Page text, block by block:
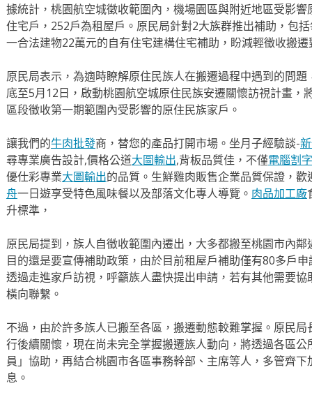
據統計，桃園航空城徵收範圍內，機場園區與附近地區受影
住宅戶，252戶為租屋戶。原民局針對2大族群推出補助，包
一合法建物22萬元的自有住宅建構住宅補助，盼減輕徵收搬
原民局表示，為適時瞭解原住民族人在搬遷過程中遇到的問
底至5月12日，啟動桃園航空城原住民族安遷關懷訪視計畫，
區段徵收第一期範圍內受影響的原住民族家戶。
讓我們的牛肉批發商，替您的產品打開市場。坐月子經驗談-
尋專業廣告設計,價格公道大圖輸出,背板品質佳，不僅電腦割字
優仕彩專業大圖輸出的品質。生鮮雞肉販售企業品質保證，歡
舟一日遊享受特色風味餐以及部落文化專人導覽。 肉品加工廠
升標準，
原民局提到，族人自徵收範圍內遷出，大多都搬至桃園市內
目的還是要宣傳補助政策，由於目前租屋戶補助僅有80多戶
透過走進家戶訪視，呼籲族人盡快提出申請，若有其他需要
橫向聯繫。
不過，由於許多族人已搬至各區，搬遷動態較難掌握。原民
行後續關懷，現在尚未完全掌握搬遷族人動向，將透過各區
員」協助，再結合桃園市各區事務幹部、主席等人，多管齊
息。